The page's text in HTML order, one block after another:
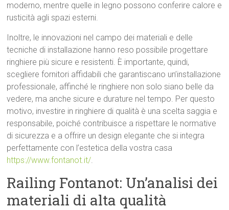
moderno, mentre quelle in legno possono conferire calore e
rusticità agli spazi esterni.
Inoltre, le innovazioni nel campo dei materiali e delle
tecniche di installazione hanno reso possibile progettare
ringhiere più sicure e resistenti. È importante, quindi,
scegliere fornitori affidabili che garantiscano un’installazione
professionale, affinché le ringhiere non solo siano belle da
vedere, ma anche sicure e durature nel tempo. Per questo
motivo, investire in ringhiere di qualità è una scelta saggia e
responsabile, poiché contribuisce a rispettare le normative
di sicurezza e a offrire un design elegante che si integra
perfettamente con l’estetica della vostra casa
https://www.fontanot.it/.
Railing Fontanot: Un’analisi dei
materiali di alta qualità